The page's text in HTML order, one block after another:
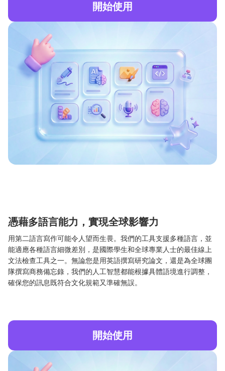
開始使用
憑藉多語言能力，實現全球影響力
用第二語言寫作可能令人望而生畏。我們的工具支援多種語言，並
能適應各種語言細微差別，是國際學生和全球專業人士的最佳線上
文法檢查工具之一。無論您是用英語撰寫研究論文，還是為全球團
隊撰寫商務備忘錄，我們的人工智慧都能根據具體語境進行調整，
確保您的訊息既符合文化規範又準確無誤。
開始使用